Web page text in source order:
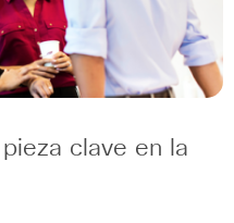
clave en la